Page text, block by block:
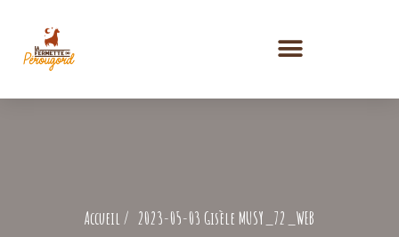
2023-05-03 Gisèle MUSY_72_WEB